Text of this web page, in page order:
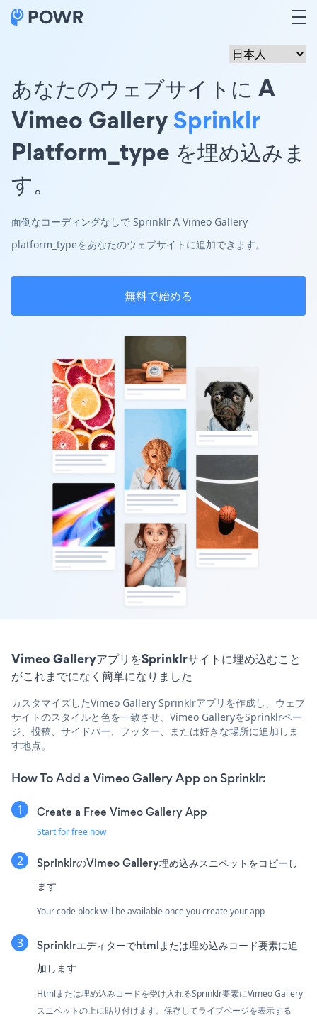
あなたのウェブサイトに A
Vimeo GallerySprinklr
Platform_type を埋め込みま
す。
面倒なコーディングなしで Sprinklr A Vimeo Gallery
platform_typeをあなたのウェブサイトに追加できます。
無料で始める
Vimeo GalleryアプリをSprinklrサイトに埋め込むこと
がこれまでになく簡単になりました
カスタマイズしたVimeo Gallery Sprinklrアプリを作成し、ウェブ
サイトのスタイルと色を一致させ、Vimeo GalleryをSprinklrペー
ジ、投稿、サイドバー、フッター、または好きな場所に追加しま
す地点。
How To Add a Vimeo Gallery App on Sprinklr:
Create a Free Vimeo Gallery App
Start for free now
SprinklrのVimeo Gallery埋め込みスニペットをコピーし
ます
Your code block will be available once you create your app
Sprinklrエディターでhtmlまたは埋め込みコード要素に追
加します
Htmlまたは埋め込みコードを受け入れるSprinklr要素にVimeo Gallery
スニペットの上に貼り付けます。保存してライブページを表示する